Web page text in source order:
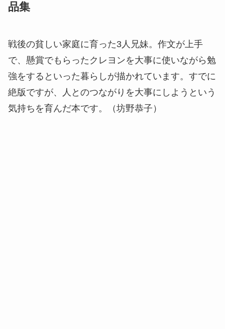
品集
戦後の貧しい家庭に育った3人兄妹。作文が上手
で、懸賞でもらったクレヨンを大事に使いながら勉
強をするといった暮らしが描かれています。すでに
絶版ですが、人とのつながりを大事にしようという
気持ちを育んだ本です。（坊野恭子）